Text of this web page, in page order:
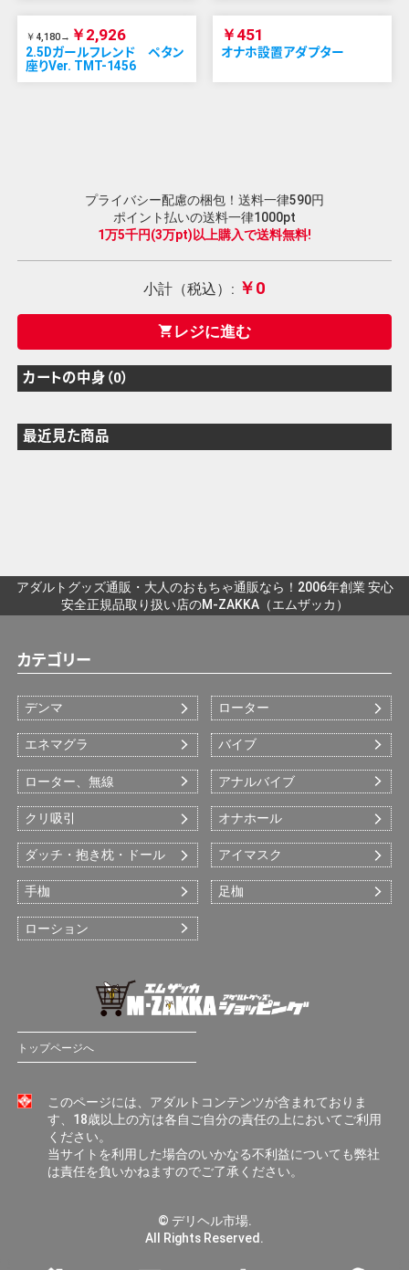
￥4,180→ ￥2,926
2.5Dガールフレンド ペタン
座りVer. TMT-1456
￥451
オナホ設置アダプター
プライバシー配慮の梱包！送料一律590円
ポイント払いの送料一律1000pt
1万5千円(3万pt)以上購入で送料無料!
小計（税込）: ￥0
shopping_cart レジに進む
カートの中身（0）
最近見た商品
アダルトグッズ通販・大人のおもちゃ通販なら！2006年創業 安心
安全正規品取り扱い店のM-ZAKKA（エムザッカ）
カテゴリー
デンマ ローター
エネマグラ バイブ
ローター、無線 アナルバイブ
クリ吸引 オナホール
ダッチ・抱き枕・ドール アイマスク
手枷 足枷
ローション
トップページへ
このページには、アダルトコンテンツが含まれておりま
す、18歳以上の方は各自ご自分の責任の上においてご利用
ください。
当サイトを利用した場合のいかなる不利益についても弊社
は責任を負いかねますのでご了承ください。
© デリヘル市場.
All Rights Reserved.